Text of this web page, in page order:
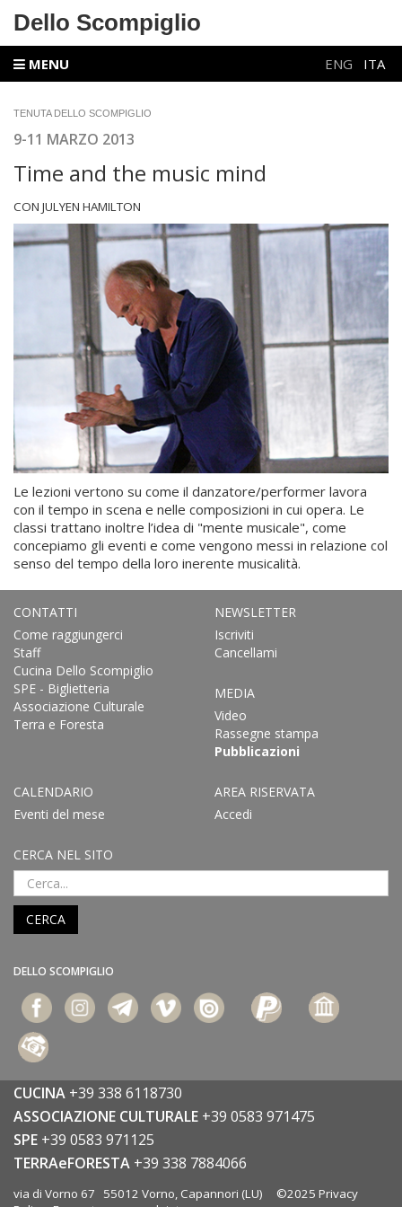
Dello Scompiglio
MENU ENG ITA
TENUTA DELLO SCOMPIGLIO
9-11 MARZO 2013
Time and the music mind
CON JULYEN HAMILTON
Le lezioni vertono su come il danzatore/performer lavora
con il tempo in scena e nelle composizioni in cui opera. Le
classi trattano inoltre l’idea di "mente musicale", come
concepiamo gli eventi e come vengono messi in relazione col
senso del tempo della loro inerente musicalità.
CONTATTI
Come raggiungerci
Staff
Cucina Dello Scompiglio
SPE - Biglietteria
Associazione Culturale
Terra e Foresta
NEWSLETTER
Iscriviti
Cancellami
MEDIA
Video
Rassegne stampa
Pubblicazioni
CALENDARIO
Eventi del mese
AREA RISERVATA
Accedi
CERCA NEL SITO
CERCA
DELLO SCOMPIGLIO
CUCINA +39 338 6118730
ASSOCIAZIONE CULTURALE +39 0583 971475
SPE +39 0583 971125
TERRAeFORESTA +39 338 7884066
via di Vorno 67 55012 Vorno, Capannori (LU) ©2025 Privacy